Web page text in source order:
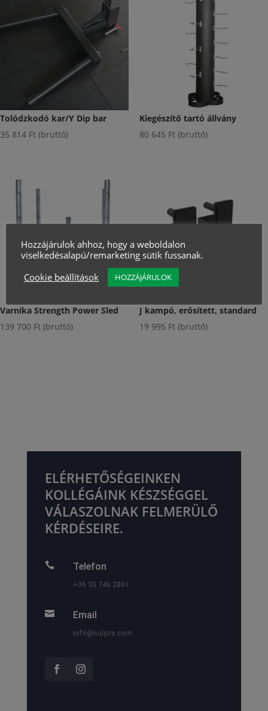
Tolódzkodó kar/Y Dip bar
35 814 Ft (bruttó)
Kiegészítő tartó állvány
80 645 Ft (bruttó)
Varnika Strength Power Sled
139 700 Ft (bruttó)
J kampó, erősített, standard
19 995 Ft (bruttó)
ELÉRHETŐSÉGEINKEN
KOLLÉGÁINK KÉSZSÉGGEL
VÁLASZOLNAK FELMERÜLŐ
KÉRDÉSEIRE.
 Telefon
+36 30 746 2861
 Email
info@sulyzo.com
Hozzájárulok ahhoz, hogy a weboldalon
viselkedésalapú/remarketing sütik fussanak.
Cookie beállítások
HOZZÁJÁRULOK